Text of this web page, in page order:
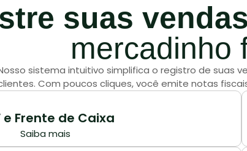
suas vendas
mercadinho
sistema intuitivo simplifica o registro de
Com poucos cliques, você emite notas
e Frente de Caixa
Saiba mais